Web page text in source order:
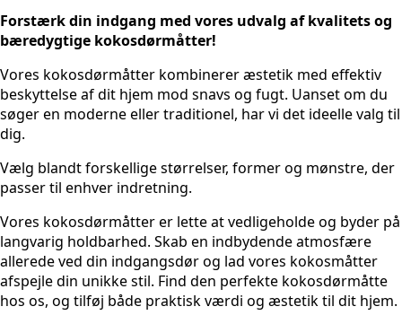
Forstærk din indgang med vores udvalg af kvalitets og
bæredygtige kokosdørmåtter!
Vores kokosdørmåtter kombinerer æstetik med effektiv
beskyttelse af dit hjem mod snavs og fugt. Uanset om du
søger en moderne eller traditionel, har vi det ideelle valg til
dig.
Vælg blandt forskellige størrelser, former og mønstre, der
passer til enhver indretning.
Vores kokosdørmåtter er lette at vedligeholde og byder på
langvarig holdbarhed. Skab en indbydende atmosfære
allerede ved din indgangsdør og lad vores kokosmåtter
afspejle din unikke stil. Find den perfekte kokosdørmåtte
hos os, og tilføj både praktisk værdi og æstetik til dit hjem.